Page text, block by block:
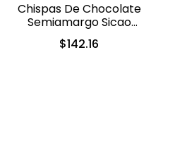
Chispas De Chocolate
Semiamargo Sicao
500gr. (2422-A99)
$142.16